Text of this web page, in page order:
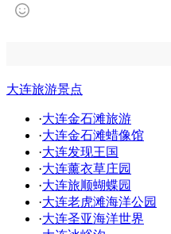
大连旅游景点
·大连金石滩旅游
·大连金石滩蜡像馆
·大连发现王国
·大连薰衣草庄园
·大连旅顺蝴蝶园
·大连老虎滩海洋公园
·大连圣亚海洋世界